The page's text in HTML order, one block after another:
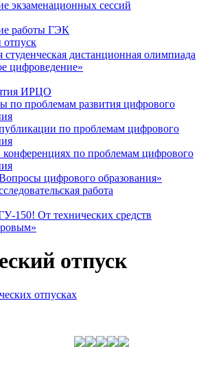
экзаменационных сессий
работы ГЭК
отпуск
дистанционная олимпиада
цифроведение»
ИРЦО
по проблемам развития цифрового
по проблемам цифрового
конференциях по проблемам цифрового
цифрового образования»
работа
150! От технических средств
отпуск
отпусках